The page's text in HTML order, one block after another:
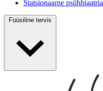
Statsionaarne psühhiaatria
Füüsiline tervis